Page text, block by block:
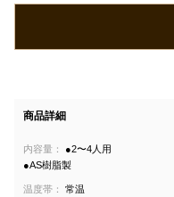
商品詳細
内容量：
●2〜4人用
●AS樹脂製
温度帯： 常温